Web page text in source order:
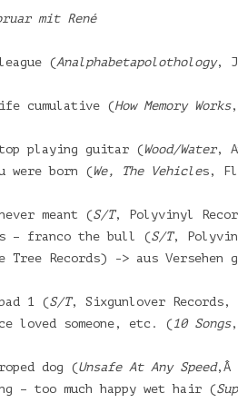
mit René
(Analphabetapolothology,
cumulative (How Memory Works,
playing guitar (Wood/Water,
were born (We, The Vehicles,
meant (S/T, Polyvinyl
– franco the bull (S/T,
Tree Records) -> aus Versehen
1 (S/T, Sixgunlover Records,
loved someone, etc. (10 Songs,
dog (Unsafe At Any Speed,Â
– too much happy wet hair (